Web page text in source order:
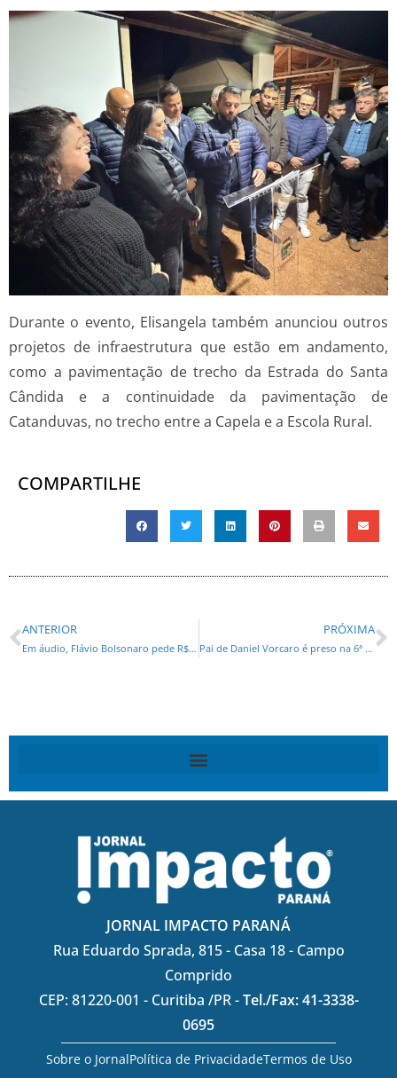
Durante o evento, Elisangela também anunciou outros
projetos de infraestrutura que estão em andamento,
como a pavimentação de trecho da Estrada do Santa
Cândida e a continuidade da pavimentação de
Catanduvas, no trecho entre a Capela e a Escola Rural.
COMPARTILHE
ANTERIOR
Em áudio, Flávio Bolsonaro pede R$ 134 mi a Vorcaro para filme de Bolsonaro, diz Intercept
PRÓXIMA
Pai de Daniel Vorcaro é preso na 6ª fase da operação Compliance Zero
JORNAL IMPACTO PARANÁ
Rua Eduardo Sprada, 815 - Casa 18 - Campo
Comprido
CEP: 81220-001 - Curitiba /PR -Tel./Fax: 41-3338-
0695
Sobre o JornalPolítica de PrivacidadeTermos de Uso